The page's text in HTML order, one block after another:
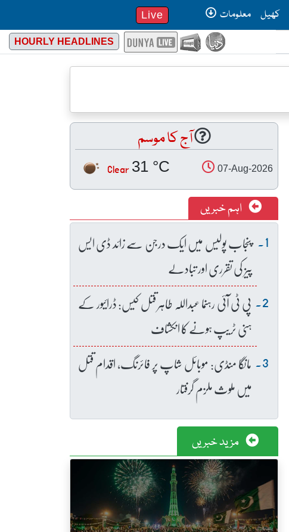
کھیل معلومات Live
HOURLY HEADLINES
آج کا موسم
07-Aug-2026
31 °C
Clear
اہم خبریں
پنجاب پولیس میں ایک درجن سے زائد ڈی ایس
پیز کی تقرری اور تبادلے
پی ٹی آئی رہنما عبداللہ طاہر قتل کیس: ڈرائیور کے
ہنی ٹریپ ہونے کا انکشاف
مانگا منڈی: موبائل شاپ پر فائرنگ، اقدام قتل
میں ملوث ملزم گرفتار
مزید خبریں